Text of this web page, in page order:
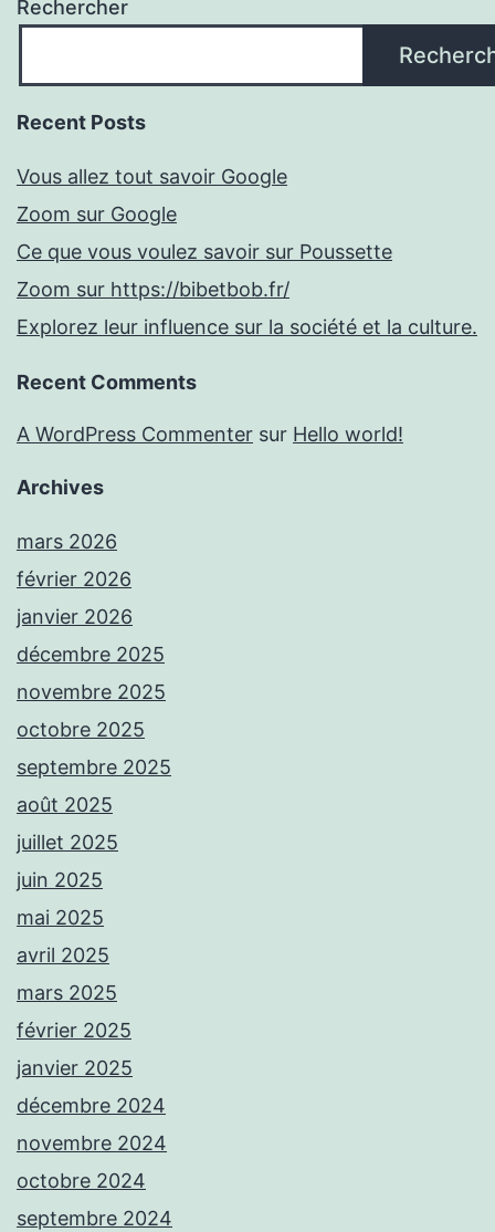
Rechercher
Recent Posts
Vous allez tout savoir Google
Zoom sur Google
Ce que vous voulez savoir sur Poussette
Zoom sur https://bibetbob.fr/
Explorez leur influence sur la société et la culture.
Recent Comments
A WordPress Commenter sur Hello world!
Archives
mars 2026
février 2026
janvier 2026
décembre 2025
novembre 2025
octobre 2025
septembre 2025
août 2025
juillet 2025
juin 2025
mai 2025
avril 2025
mars 2025
février 2025
janvier 2025
décembre 2024
novembre 2024
octobre 2024
septembre 2024